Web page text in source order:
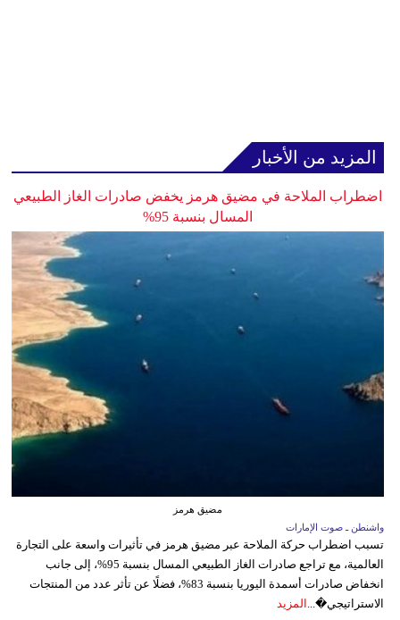
المزيد من الأخبار
اضطراب الملاحة في مضيق هرمز يخفض صادرات الغاز الطبيعي
المسال بنسبة 95%
مضيق هرمز
واشنطن ـ صوت الإمارات
تسبب اضطراب حركة الملاحة عبر مضيق هرمز في تأثيرات واسعة على التجارة
العالمية، مع تراجع صادرات الغاز الطبيعي المسال بنسبة 95%، إلى جانب
انخفاض صادرات أسمدة اليوريا بنسبة 83%، فضلًا عن تأثر عدد من المنتجات
الاستراتيجي�... المزيد